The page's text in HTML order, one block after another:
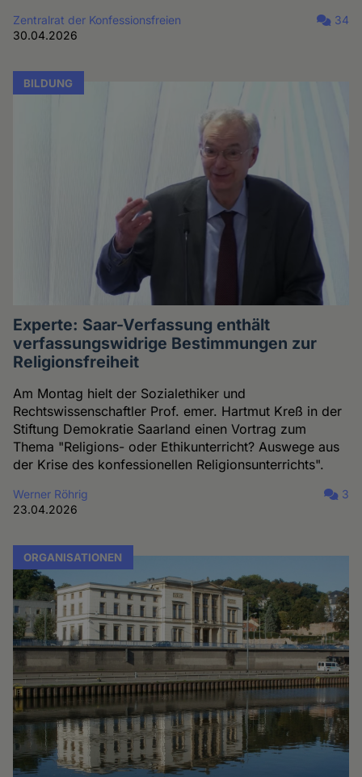
Zentralrat der Konfessionsfreien
30.04.2026
34
BILDUNG
Experte: Saar-Verfassung enthält
verfassungswidrige Bestimmungen zur
Religionsfreiheit
Am Montag hielt der Sozialethiker und
Rechtswissenschaftler Prof. emer. Hartmut Kreß in der
Stiftung Demokratie Saarland einen Vortrag zum
Thema "Religions- oder Ethikunterricht? Auswege aus
der Krise des konfessionellen Religionsunterrichts".
Werner Röhrig
23.04.2026
3
ORGANISATIONEN